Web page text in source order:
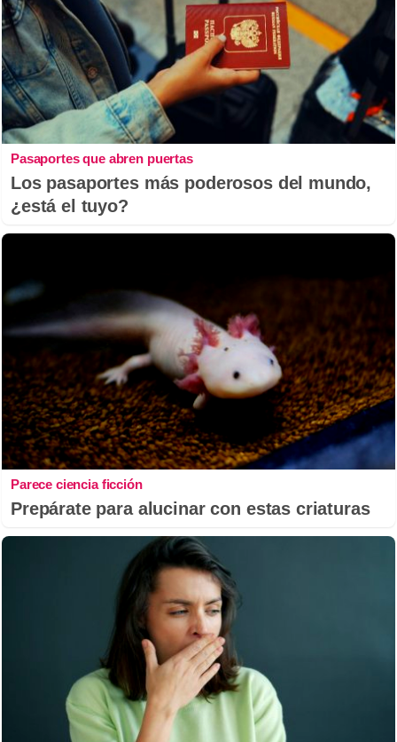
Pasaportes que abren puertas
Los pasaportes más poderosos del mundo,
¿está el tuyo?
Parece ciencia ficción
Prepárate para alucinar con estas criaturas